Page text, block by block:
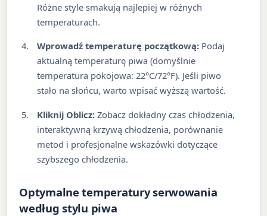
Różne style smakują najlepiej w różnych
temperaturach.
Wprowadź temperaturę początkową: Podaj
aktualną temperaturę piwa (domyślnie
temperatura pokojowa: 22°C/72°F). Jeśli piwo
stało na słońcu, warto wpisać wyższą wartość.
Kliknij Oblicz: Zobacz dokładny czas chłodzenia,
interaktywną krzywą chłodzenia, porównanie
metod i profesjonalne wskazówki dotyczące
szybszego chłodzenia.
Optymalne temperatury serwowania
według stylu piwa